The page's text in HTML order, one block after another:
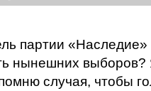
партии
нынешних выборов?
случая, чтобы